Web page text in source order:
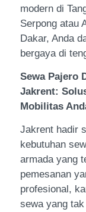
modern di
Serpong atau
Dakar, Anda
bergaya di
Sewa Pajero
Jakrent:
Mobilitas
Jakrent hadir
kebutuhan
armada yang
pemesanan
profesional,
sewa yang